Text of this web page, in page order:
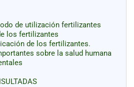
de utilización fertilizantes
los fertilizantes
de los fertilizantes.
sobre la salud humana